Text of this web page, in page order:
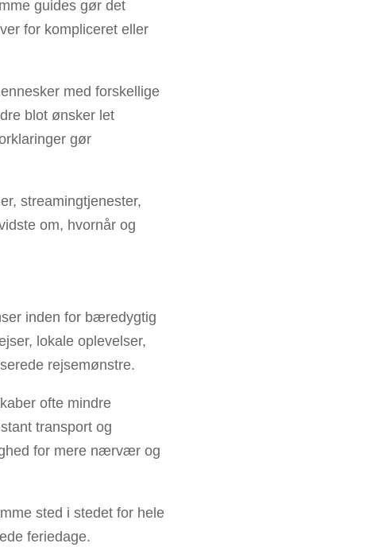
guides gør det
for kompliceret eller
med forskellige
blot ønsker let
gør
streamingtjenester,
om, hvornår og
inden for bæredygtig
lokale oplevelser,
rejsemønstre.
ofte mindre
transport og
for mere nærvær og
sted i stedet for hele
feriedage.